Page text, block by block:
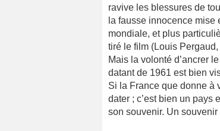
ravive les blessures de
la fausse innocence
mondiale, et plus
tiré le film (Louis
Mais la volonté d’ancrer
datant de 1961 est bien
Si la France que donne à
dater ; c’est bien un pays
son souvenir. Un